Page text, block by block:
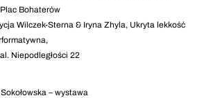
Bohaterów
Wilczek-Sterna & Iryna Zhyla, Ukryta lekkość
Niepodległości 22
– wystawa